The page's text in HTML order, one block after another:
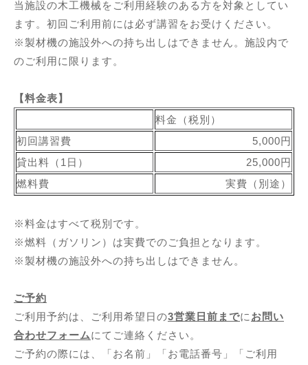
当施設の木工機械をご利用経験のある方を対象としてい
ます。初回ご利用前には必ず講習をお受けください。
※製材機の施設外への持ち出しはできません。施設内で
のご利用に限ります。
【料金表】
料金（税別）
初回講習費
5,000円
貸出料（1日）
25,000円
燃料費
実費（別途）
※料金はすべて税別です。
※燃料（ガソリン）は実費でのご負担となります。
※製材機の施設外への持ち出しはできません。
ご予約
ご利用予約は、ご利用希望日の3営業日前までに お問い
合わせフォームにてご連絡ください。
ご予約の際には、「お名前」「お電話番号」「ご利用